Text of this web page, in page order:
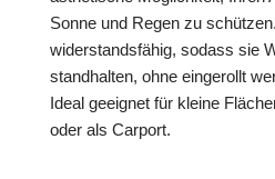
Sonne und Regen zu
widerstandsfähig, sodass sie
standhalten, ohne eingerollt
Ideal geeignet für kleine
oder als Carport.